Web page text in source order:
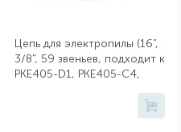
Цепь для электропилы (16”,
3/8", 59 звеньев, подходит к
PKE405-D1, PKE405-C4,
Тройники и переходники
Трубки термоусадочные